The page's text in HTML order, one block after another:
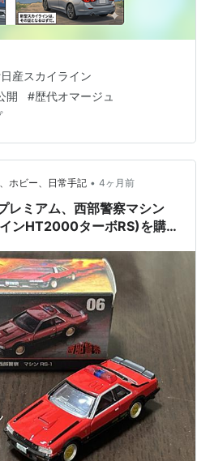
日産スカイライン
開 #歴代オマージュ
ホビー、日常手記 • 4ヶ月前
レミアム、西部警察マシン
ンHT2000ターボRS)を購